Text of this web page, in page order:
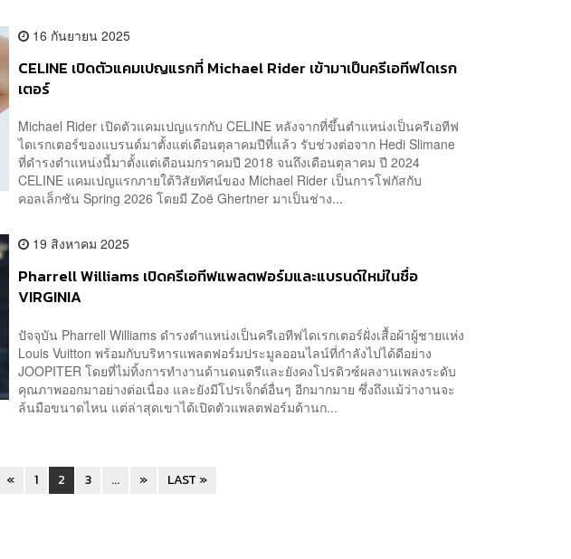
16 กันยายน 2025
CELINE เปิดตัวแคมเปญแรกที่ Michael Rider เข้ามาเป็นครีเอทีฟไดเรก
เตอร์
Michael Rider เปิดตัวแคมเปญแรกกับ CELINE หลังจากที่ขึ้นตำแหน่งเป็นครีเอทีฟ
ไดเรกเตอร์ของแบรนด์มาตั้งแต่เดือนตุลาคมปีที่แล้ว รับช่วงต่อจาก Hedi Slimane
ที่ดำรงตำแหน่งนี้มาตั้งแต่เดือนมกราคมปี 2018 จนถึงเดือนตุลาคม ปี 2024
CELINE แคมเปญแรกภายใต้วิสัยทัศน์ของ Michael Rider เป็นการโฟกัสกับ
คอลเล็กชัน Spring 2026 โดยมี Zoë Ghertner มาเป็นช่าง...
19 สิงหาคม 2025
Pharrell Williams เปิดครีเอทีฟแพลตฟอร์มและแบรนด์ใหม่ในชื่อ
VIRGINIA
ปัจจุบัน Pharrell Williams ดำรงตำแหน่งเป็นครีเอทีฟไดเรกเตอร์ฝั่งเสื้อผ้าผู้ชายแห่ง
Louis Vuitton พร้อมกับบริหารแพลตฟอร์มประมูลออนไลน์ที่กำลังไปได้ดีอย่าง
JOOPITER โดยที่ไม่ทิ้งการทำงานด้านดนตรีและยังคงโปรดิวซ์ผลงานเพลงระดับ
คุณภาพออกมาอย่างต่อเนื่อง และยังมีโปรเจ็กต์อื่นๆ อีกมากมาย ซึ่งถึงแม้ว่างานจะ
ล้นมือขนาดไหน แต่ล่าสุดเขาได้เปิดตัวแพลตฟอร์มด้านก...
« 1 2 3 ... » LAST »